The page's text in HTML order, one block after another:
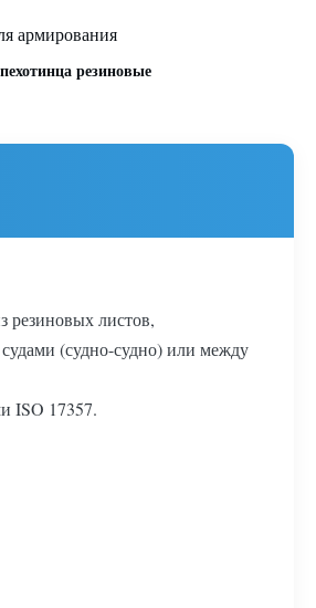
армирования
резиновые
резиновых листов,
(судно-судно) или между
ISO 17357.